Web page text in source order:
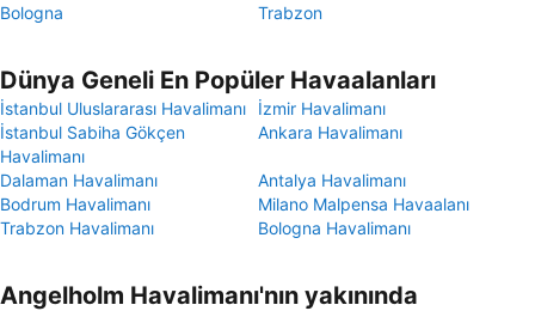
Bologna
Trabzon
Dünya Geneli En Popüler Havaalanları
İstanbul Uluslararası Havalimanı
İzmir Havalimanı
İstanbul Sabiha Gökçen
Havalimanı
Ankara Havalimanı
Dalaman Havalimanı
Antalya Havalimanı
Bodrum Havalimanı
Milano Malpensa Havaalanı
Trabzon Havalimanı
Bologna Havalimanı
Angelholm Havalimanı'nın yakınında